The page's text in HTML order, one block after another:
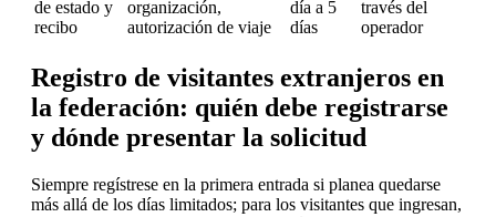
de estado y
recibo
organización,
autorización de viaje
día a 5
días
través del
operador
Registro de visitantes extranjeros en
la federación: quién debe registrarse
y dónde presentar la solicitud
Siempre regístrese en la primera entrada si planea quedarse
más allá de los días limitados; para los visitantes que ingresan,